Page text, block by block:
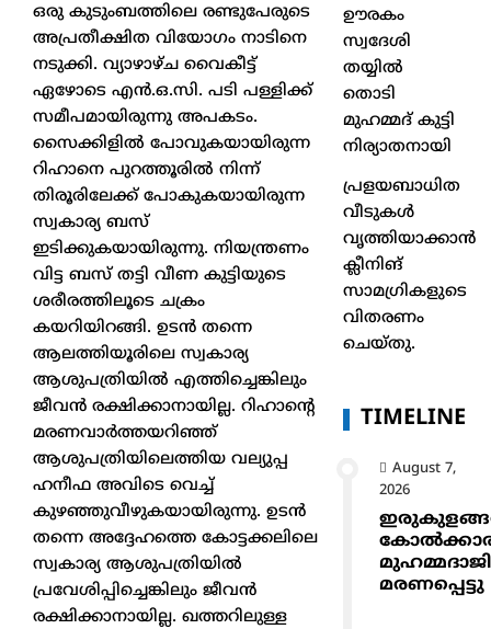
ഒരു കുടുംബത്തിലെ രണ്ടുപേരുടെ
അപ്രതീക്ഷിത വിയോഗം നാടിനെ
നടുക്കി. വ്യാഴാഴ്ച വൈകീട്ട്
ഏഴോടെ എൻ.ഒ.സി. പടി പള്ളിക്ക്
സമീപമായിരുന്നു അപകടം.
സൈക്കിളിൽ പോവുകയായിരുന്ന
റിഹാനെ പുറത്തൂരിൽ നിന്ന്
തിരൂരിലേക്ക് പോകുകയായിരുന്ന
സ്വകാര്യ ബസ്
ഇടിക്കുകയായിരുന്നു. നിയന്ത്രണം
വിട്ട ബസ് തട്ടി വീണ കുട്ടിയുടെ
ശരീരത്തിലൂടെ ചക്രം
കയറിയിറങ്ങി. ഉടൻ തന്നെ
ആലത്തിയൂരിലെ സ്വകാര്യ
ആശുപത്രിയിൽ എത്തിച്ചെങ്കിലും
ജീവൻ രക്ഷിക്കാനായില്ല. റിഹാന്റെ
മരണവാർത്തയറിഞ്ഞ്
ആശുപത്രിയിലെത്തിയ വല്യുപ്പ
ഹനീഫ അവിടെ വെച്ച്
കുഴഞ്ഞുവീഴുകയായിരുന്നു. ഉടൻ
തന്നെ അദ്ദേഹത്തെ കോട്ടക്കലിലെ
സ്വകാര്യ ആശുപത്രിയിൽ
പ്രവേശിപ്പിച്ചെങ്കിലും ജീവൻ
രക്ഷിക്കാനായില്ല. ഖത്തറിലുള്ള
ഊരകം
സ്വദേശി
തയ്യിൽ
തൊടി
മുഹമ്മദ് കുട്ടി
നിര്യാതനായി
പ്രളയബാധിത
വീടുകൾ
വൃത്തിയാക്കാൻ
ക്ലീനിങ്
സാമഗ്രികളുടെ
വിതരണം
ചെയ്തു.
TIMELINE
August 7,
2026
മുഹമ്മദാജി
മരണപ്പെട്ടു